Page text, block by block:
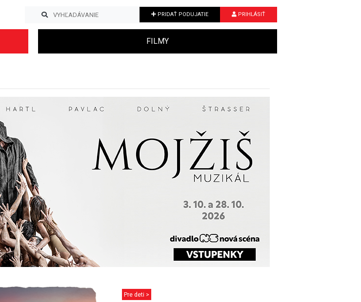
PRIDAŤ PODUJATIE PRIHLÁSIŤ
FILMY
Pre deti >